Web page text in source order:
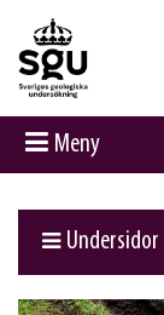
Meny
Undersidor